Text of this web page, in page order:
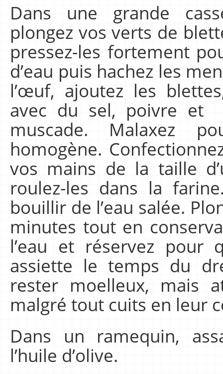
Dans une grande
plongez vos verts de
pressez-les fortement
d’eau puis hachez les
l’œuf, ajoutez les
avec du sel, poivre et
muscade. Malaxez
homogène.
vos mains de la taille
roulez-les dans la
bouillir de l’eau salée.
minutes tout en
l’eau et réservez pour
assiette le temps du
rester moelleux, mais
malgré tout cuits en leur
Dans un ramequin,
l’huile d’olive.